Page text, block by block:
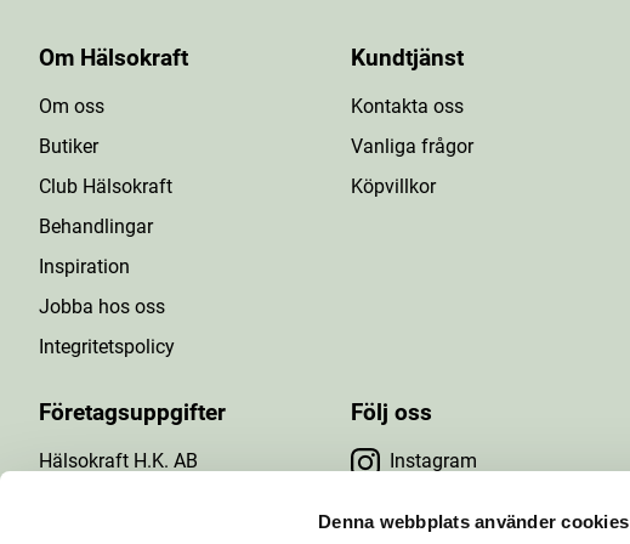
Denna webbplats använder cookies
Om Hälsokraft
Om oss
Butiker
Club Hälsokraft
Behandlingar
Inspiration
Jobba hos oss
Integritetspolicy
Kundtjänst
Kontakta oss
Vanliga frågor
Köpvillkor
Företagsuppgifter
Hälsokraft H.K. AB
Följ oss
Instagram
Facebook